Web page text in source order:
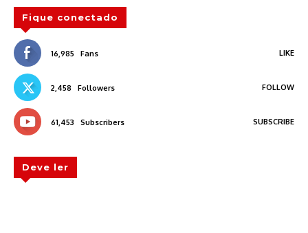
Fique conectado
16,985 Fans LIKE
2,458 Followers FOLLOW
61,453 Subscribers SUBSCRIBE
Deve ler